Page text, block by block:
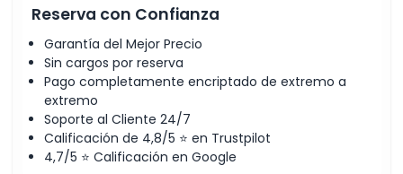
Reserva con Confianza
Garantía del Mejor Precio
Sin cargos por reserva
Pago completamente encriptado de extremo a
extremo
Soporte al Cliente 24/7
Calificación de 4,8/5 ⭐ en Trustpilot
4,7/5 ⭐ Calificación en Google